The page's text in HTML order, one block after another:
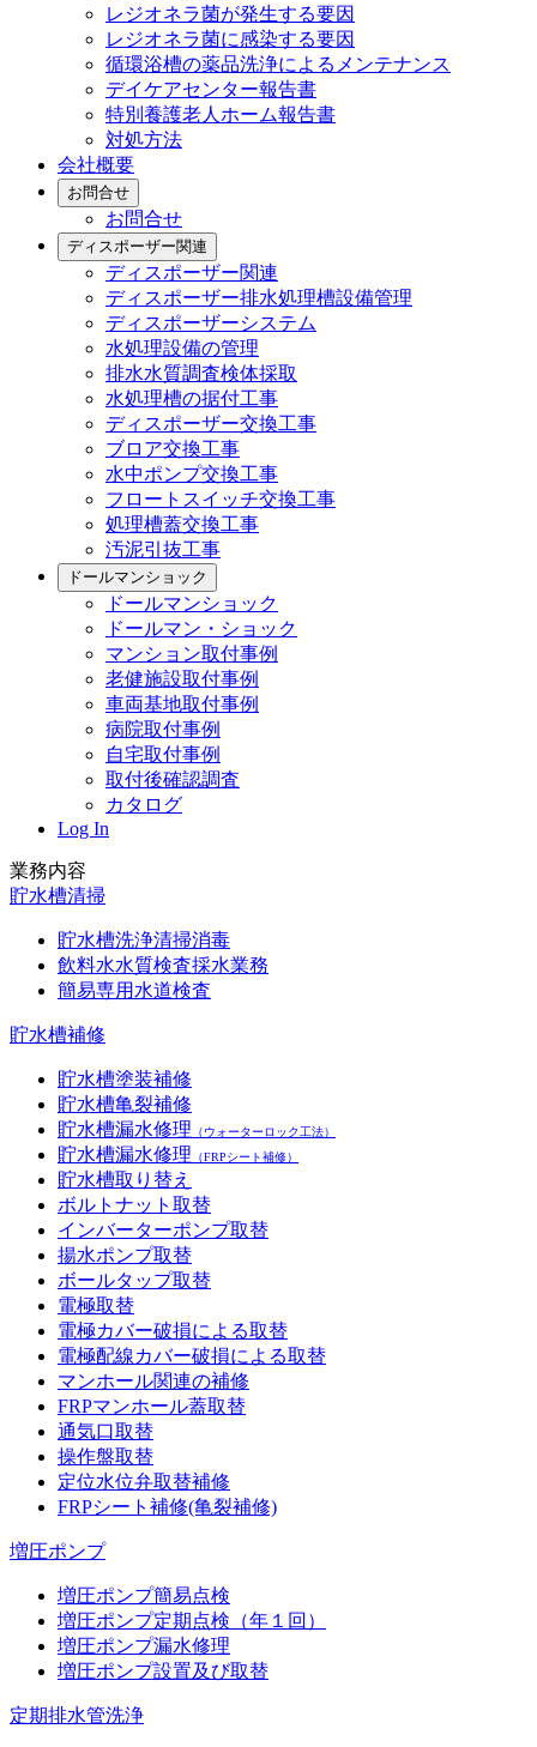
レジオネラ菌が発生する要因
レジオネラ菌に感染する要因
循環浴槽の薬品洗浄によるメンテナンス
デイケアセンター報告書
特別養護老人ホーム報告書
対処方法
会社概要
お問合せ
お問合せ
ディスポーザー関連
ディスポーザー関連
ディスポーザー排水処理槽設備管理
ディスポーザーシステム
水処理設備の管理
排水水質調査検体採取
水処理槽の据付工事
ディスポーザー交換工事
ブロア交換工事
水中ポンプ交換工事
フロートスイッチ交換工事
処理槽蓋交換工事
汚泥引抜工事
ドールマンショック
ドールマンショック
ドールマン・ショック
マンション取付事例
老健施設取付事例
車両基地取付事例
病院取付事例
自宅取付事例
取付後確認調査
カタログ
Log In
業務内容
貯水槽清掃
貯水槽洗浄清掃消毒
飲料水水質検査採水業務
簡易専用水道検査
貯水槽補修
貯水槽塗装補修
貯水槽亀裂補修
貯水槽漏水修理 （ウォーターロック工法）
貯水槽漏水修理 （FRPシート補修）
貯水槽取り替え
ボルトナット取替
インバーターポンプ取替
揚水ポンプ取替
ボールタップ取替
電極取替
電極カバー破損による取替
電極配線カバー破損による取替
マンホール関連の補修
FRPマンホール蓋取替
通気口取替
操作盤取替
定位水位弁取替補修
FRPシート補修(亀裂補修)
増圧ポンプ
増圧ポンプ簡易点検
増圧ポンプ定期点検（年１回）
増圧ポンプ漏水修理
増圧ポンプ設置及び取替
定期排水管洗浄